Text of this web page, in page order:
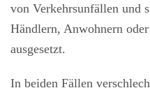
von Verkehrsunfällen und
Händlern, Anwohnern
ausgesetzt.
In beiden Fällen